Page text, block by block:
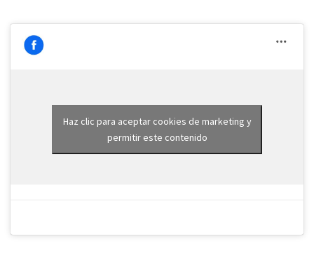
Haz clic para aceptar cookies de marketing y
permitir este contenido